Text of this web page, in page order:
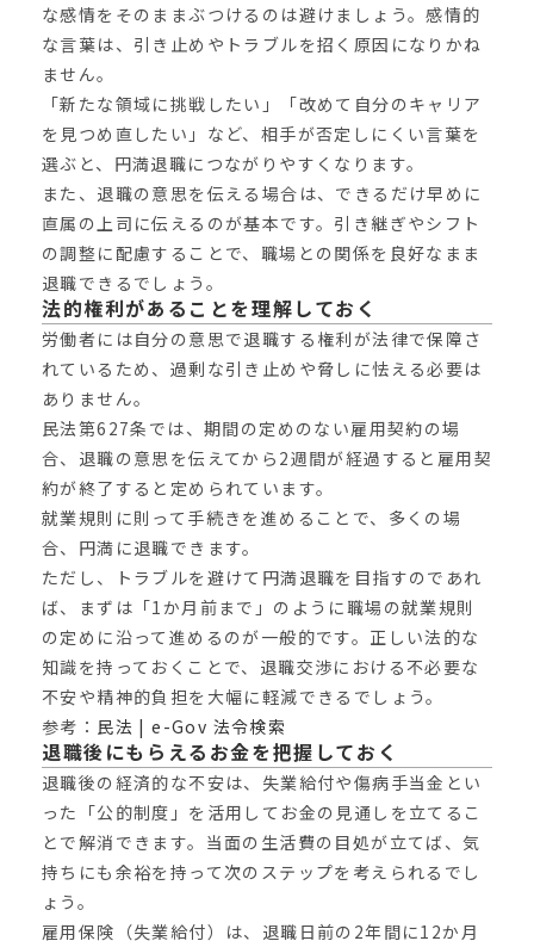
な感情をそのままぶつけるのは避けましょう。感情的
な言葉は、引き止めやトラブルを招く原因になりかね
ません。
「新たな領域に挑戦したい」「改めて自分のキャリア
を見つめ直したい」など、相手が否定しにくい言葉を
選ぶと、円満退職につながりやすくなります。
また、退職の意思を伝える場合は、できるだけ早めに
直属の上司に伝えるのが基本です。引き継ぎやシフト
の調整に配慮することで、職場との関係を良好なまま
退職できるでしょう。
法的権利があることを理解しておく
労働者には自分の意思で退職する権利が法律で保障さ
れているため、過剰な引き止めや脅しに怯える必要は
ありません。
民法第627条では、期間の定めのない雇用契約の場
合、退職の意思を伝えてから2週間が経過すると雇用契
約が終了すると定められています。
就業規則に則って手続きを進めることで、多くの場
合、円満に退職できます。
ただし、トラブルを避けて円満退職を目指すのであれ
ば、まずは「1か月前まで」のように職場の就業規則
の定めに沿って進めるのが一般的です。正しい法的な
知識を持っておくことで、退職交渉における不必要な
不安や精神的負担を大幅に軽減できるでしょう。
参考： 民法 | e-Gov 法令検索
退職後にもらえるお金を把握しておく
退職後の経済的な不安は、失業給付や傷病手当金とい
った「公的制度」を活用してお金の見通しを立てるこ
とで解消できます。当面の生活費の目処が立てば、気
持ちにも余裕を持って次のステップを考えられるでし
ょう。
雇用保険（失業給付）は、退職日前の2年間に12か月